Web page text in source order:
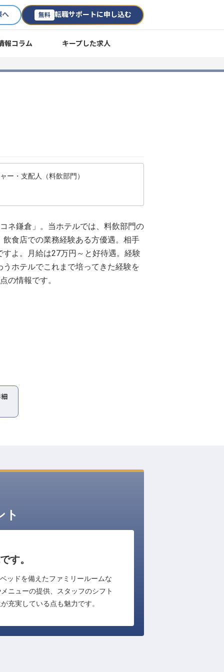
へ 無料 転職サポートに申し込む
報コラム キープした求人
ー・支配人（料飲部門）
ネ鎌倉」。当ホテルでは、料飲部門の
食店での業務経験ある方優遇。相手
よ。月給は27万円～と好待遇。経験
ホテルでこれまで培ってきた経験を
の情報です。
ト
す。
ッドを備えたファミリールームな
ニューの提供、スタッフのシフト
充実している点も魅力です。